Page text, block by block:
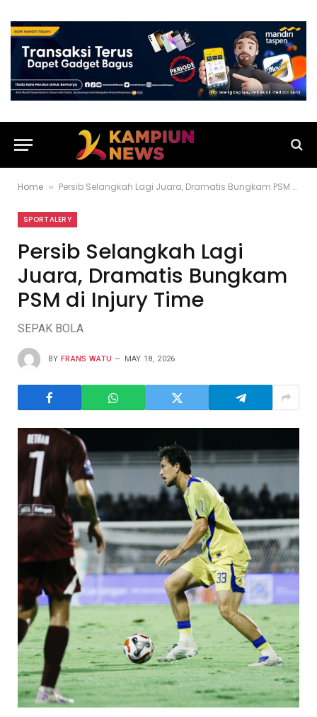
Home » Persib Selangkah Lagi Juara, Dramatis Bungkam PSM di Injury Time
SPORTALERY
Persib Selangkah Lagi
Juara, Dramatis Bungkam
PSM di Injury Time
SEPAK BOLA
BY FRANS WATU MAY 18, 2026